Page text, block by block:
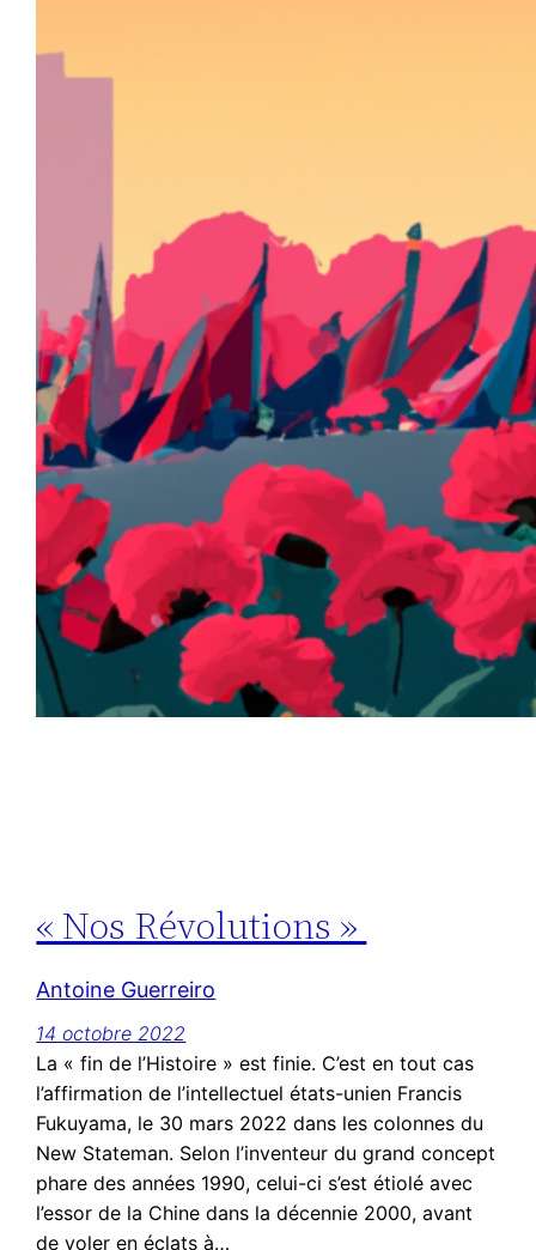
« Nos Révolutions »
Antoine Guerreiro
14 octobre 2022
La « fin de l’Histoire » est finie. C’est en tout cas
l’affirmation de l’intellectuel états-unien Francis
Fukuyama, le 30 mars 2022 dans les colonnes du
New Stateman. Selon l’inventeur du grand concept
phare des années 1990, celui-ci s’est étiolé avec
l’essor de la Chine dans la décennie 2000, avant
de voler en éclats à…